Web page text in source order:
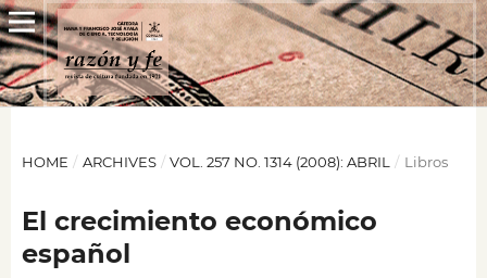
HOME / ARCHIVES / VOL. 257 NO. 1314 (2008): ABRIL / Libros
El crecimiento económico
español